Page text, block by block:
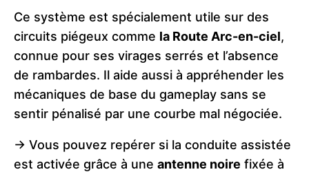
Ce système est spécialement utile sur des
circuits piégeux comme la Route Arc-en-ciel,
connue pour ses virages serrés et l’absence
de rambardes. Il aide aussi à appréhender les
mécaniques de base du gameplay sans se
sentir pénalisé par une courbe mal négociée.
-> Vous pouvez repérer si la conduite assistée
est activée grâce à une antenne noire fixée à